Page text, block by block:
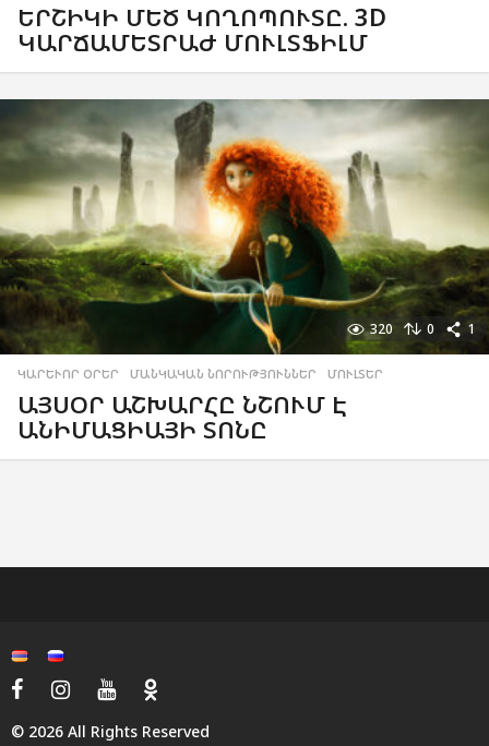
ԵՐՇԻԿԻ ՄԵԾ ԿՈՂՈՊՈՒՏԸ. 3D
ԿԱՐՃԱՄԵՏՐԱԺ ՄՈՒԼՏՖԻԼՄ
320 0 1
ԿԱՐԵՒՈՐ ՕՐԵՐ ,ՄԱՆԿԱԿԱՆ ՆՈՐՈՒԹՅՈՒՆՆԵՐ ,ՄՈՒԼՏԵՐ
ԱՅՍՕՐ ԱՇԽԱՐՀԸ ՆՇՈՒՄ Է
ԱՆԻՄԱՑԻԱՅԻ ՏՈՆԸ
© 2026 All Rights Reserved